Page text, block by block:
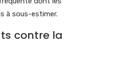
à sous-estimer.
contre la